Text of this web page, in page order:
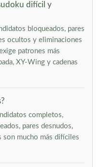
difícil y
bloqueados, pares
ocultos y eliminaciones
patrones más
XY-Wing y cadenas
completos,
pares desnudos,
son mucho más difíciles